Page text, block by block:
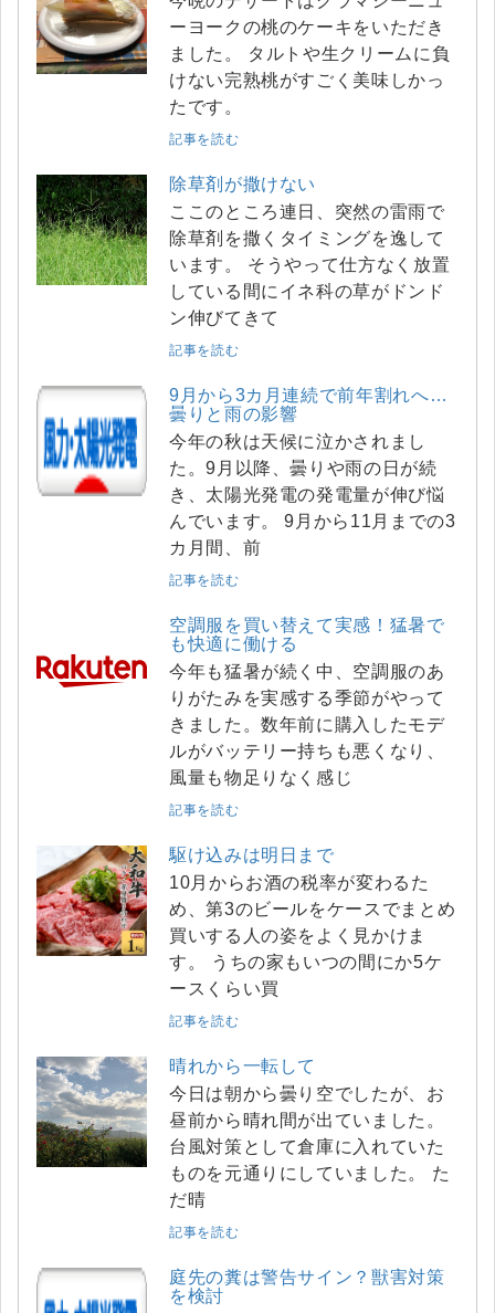
ーヨークの桃のケーキをいただき
ました。 タルトや生クリームに負
けない完熟桃がすごく美味しかっ
たです。
記事を読む
除草剤が撒けない
ここのところ連日、突然の雷雨で
除草剤を撒くタイミングを逸して
います。 そうやって仕方なく放置
している間にイネ科の草がドンド
ン伸びてきて
記事を読む
9月から3カ月連続で前年割れへ…
曇りと雨の影響
今年の秋は天候に泣かされまし
た。9月以降、曇りや雨の日が続
き、太陽光発電の発電量が伸び悩
んでいます。 9月から11月までの3
カ月間、前
記事を読む
空調服を買い替えて実感！猛暑で
も快適に働ける
今年も猛暑が続く中、空調服のあ
りがたみを実感する季節がやって
きました。数年前に購入したモデ
ルがバッテリー持ちも悪くなり、
風量も物足りなく感じ
記事を読む
駆け込みは明日まで
10月からお酒の税率が変わるた
め、第3のビールをケースでまとめ
買いする人の姿をよく見かけま
す。 うちの家もいつの間にか5ケ
ースくらい買
記事を読む
晴れから一転して
今日は朝から曇り空でしたが、お
昼前から晴れ間が出ていました。
台風対策として倉庫に入れていた
ものを元通りにしていました。 た
だ晴
記事を読む
庭先の糞は警告サイン？獣害対策
を検討